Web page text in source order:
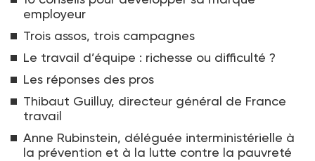
employeur
Trois assos, trois campagnes
Le travail d’équipe : richesse ou difficulté ?
Les réponses des pros
Thibaut Guilluy, directeur général de France
travail
Anne Rubinstein, déléguée interministérielle à
la prévention et à la lutte contre la pauvreté